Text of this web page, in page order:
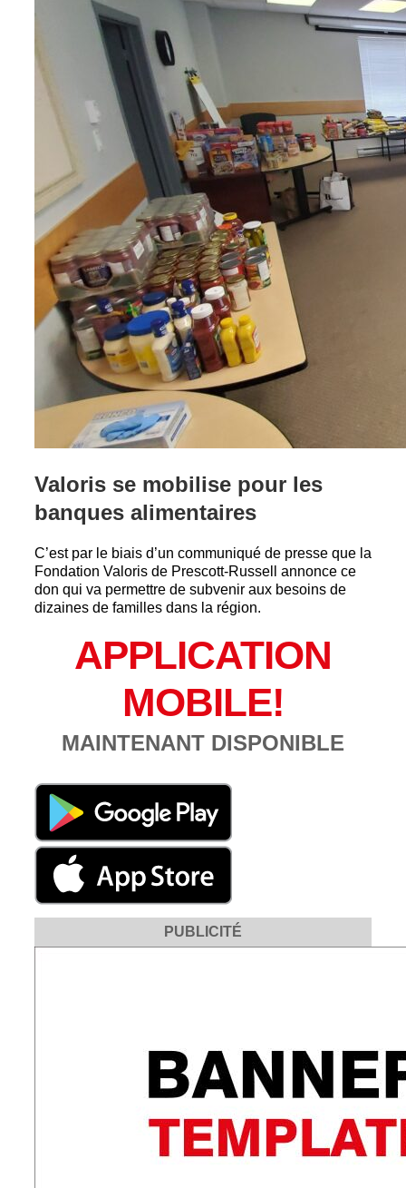
Valoris se mobilise pour les
banques alimentaires
C’est par le biais d’un communiqué de presse que la
Fondation Valoris de Prescott-Russell annonce ce
don qui va permettre de subvenir aux besoins de
dizaines de familles dans la région.
APPLICATION
MOBILE!
MAINTENANT DISPONIBLE
PUBLICITÉ